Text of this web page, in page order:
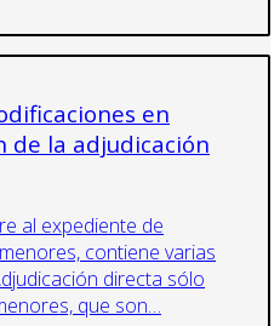
en
de la adjudicación
al expediente de
contiene varias
directa sólo
que son…